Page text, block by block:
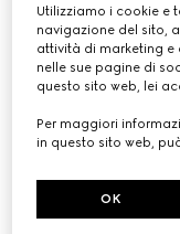
Utilizziamo i cookie e
navigazione del sito,
attività di marketing e
nelle sue pagine di
questo sito web, lei
Per maggiori
in questo sito web,
OK